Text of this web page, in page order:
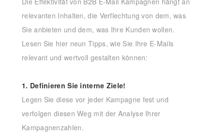
relevanten Inhalten, die Verflechtung von dem, was
Sie anbieten und dem, was Ihre Kunden wollen.
Lesen Sie hier neun Tipps, wie Sie Ihre E-Mails
relevant und wertvoll gestalten können:
1. Definieren Sie interne Ziele!
Legen Sie diese vor jeder Kampagne fest und
verfolgen diesen Weg mit der Analyse Ihrer
Kampagnenzahlen.